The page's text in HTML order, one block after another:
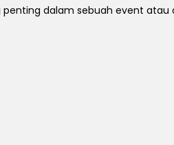
dalam sebuah event atau